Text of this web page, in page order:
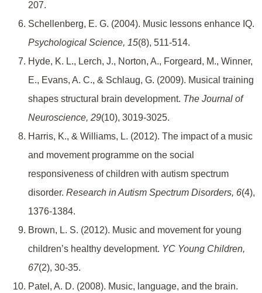
207.
Schellenberg, E. G. (2004). Music lessons enhance IQ.
Psychological Science, 15(8), 511-514.
Hyde, K. L., Lerch, J., Norton, A., Forgeard, M., Winner,
E., Evans, A. C., & Schlaug, G. (2009). Musical training
shapes structural brain development. The Journal of
Neuroscience, 29(10), 3019-3025.
Harris, K., & Williams, L. (2012). The impact of a music
and movement programme on the social
responsiveness of children with autism spectrum
disorder. Research in Autism Spectrum Disorders, 6(4),
1376-1384.
Brown, L. S. (2012). Music and movement for young
children’s healthy development. YC Young Children,
67(2), 30-35.
Patel, A. D. (2008). Music, language, and the brain.